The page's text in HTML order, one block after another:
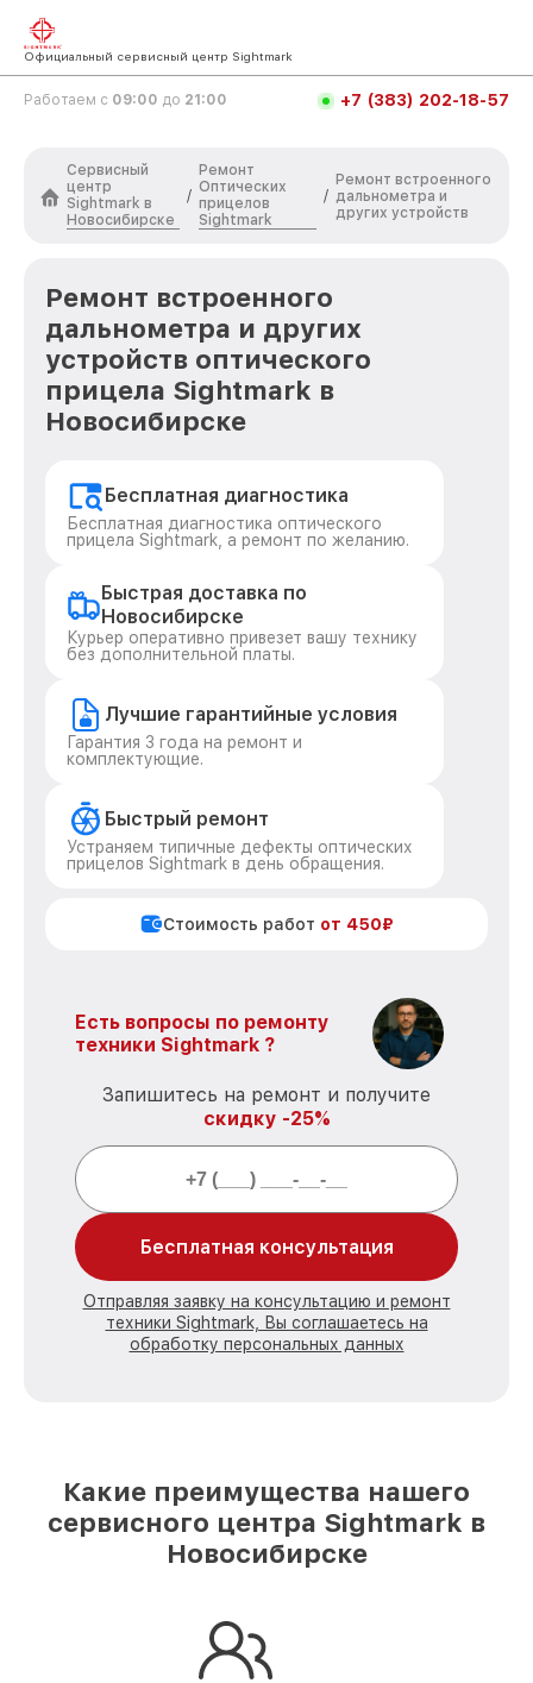
Официальный сервисный центр Sightmark
Работаем с 09:00 до 21:00 +7 (383) 202-18-57
Сервисный
центр
Sightmark в
Новосибирске
/
Ремонт
Оптических
прицелов
Sightmark
/
Ремонт встроенного
дальнометра и
других устройств
Ремонт встроенного
дальнометра и других
устройств оптического
прицела Sightmark в
Новосибирске
Бесплатная диагностика
Бесплатная диагностика оптического
прицела Sightmark, а ремонт по желанию.
Быстрая доставка по
Новосибирске
Курьер оперативно привезет вашу технику
без дополнительной платы.
Лучшие гарантийные условия
Гарантия 3 года на ремонт и
комплектующие.
Быстрый ремонт
Устраняем типичные дефекты оптических
прицелов Sightmark в день обращения.
Стоимость работ от 450₽
Есть вопросы по ремонту
техники Sightmark ?
Запишитесь на ремонт и получите
скидку -25%
Бесплатная консультация
Отправляя заявку на консультацию и ремонт
техники Sightmark, Вы соглашаетесь на
обработку персональных данных
Какие преимущества нашего
сервисного центра Sightmark в
Новосибирске